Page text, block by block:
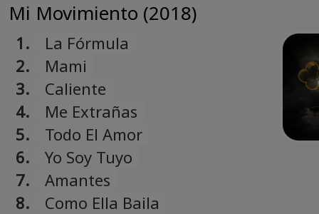
Mi Movimiento (2018)
1.
La Fórmula
2.
Mami
3.
Caliente
4.
Me Extrañas
5.
Todo El Amor
6.
Yo Soy Tuyo
7.
Amantes
8.
Como Ella Baila